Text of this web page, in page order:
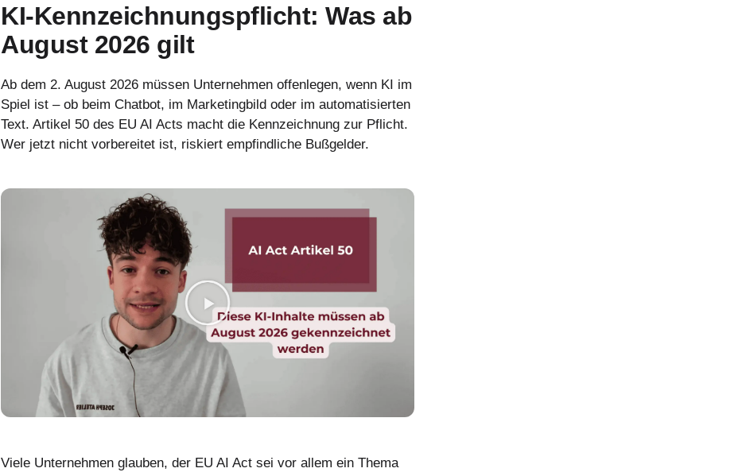
KI-Kennzeichnungspflicht: Was ab
August 2026 gilt
Ab dem 2. August 2026 müssen Unternehmen offenlegen, wenn KI im
Spiel ist – ob beim Chatbot, im Marketingbild oder im automatisierten
Text. Artikel 50 des EU AI Acts macht die Kennzeichnung zur Pflicht.
Wer jetzt nicht vorbereitet ist, riskiert empfindliche Bußgelder.
Viele Unternehmen glauben, der EU AI Act sei vor allem ein Thema